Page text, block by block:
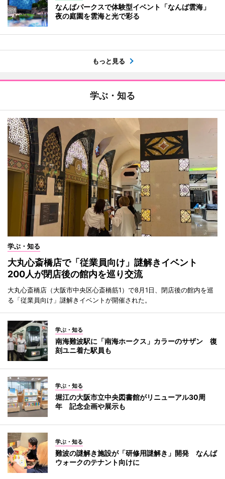
なんばパークスで体験型イベント「なんば雲海」
夜の庭園を雲海と光で彩る
もっと見る
学ぶ・知る
学ぶ・知る
大丸心斎橋店で「従業員向け」謎解きイベント
200人が閉店後の館内を巡り交流
大丸心斎橋店（大阪市中央区心斎橋筋1）で8月1日、閉店後の館内を巡
る「従業員向け」謎解きイベントが開催された。
学ぶ・知る
南海難波駅に「南海ホークス」カラーのサザン 復
刻ユニ着た駅員も
学ぶ・知る
堀江の大阪市立中央図書館がリニューアル30周
年 記念企画や展示も
学ぶ・知る
難波の謎解き施設が「研修用謎解き」開発 なんば
ウォークのテナント向けに